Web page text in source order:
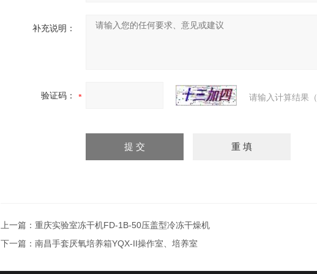
补充说明：
验证码： 请输入计算结果
上一篇： 重庆实验室冻干机FD-1B-50压盖型冷冻干燥机
下一篇： 南昌手套厌氧培养箱YQX-II操作室、培养室